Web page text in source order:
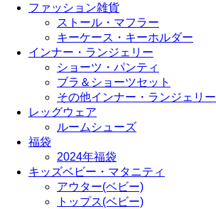
ファッション雑貨
ストール・マフラー
キーケース・キーホルダー
インナー・ランジェリー
ショーツ・パンティ
ブラ＆ショーツセット
その他インナー・ランジェリー
レッグウェア
ルームシューズ
福袋
2024年福袋
キッズベビー・マタニティ
アウター(ベビー)
トップス(ベビー)